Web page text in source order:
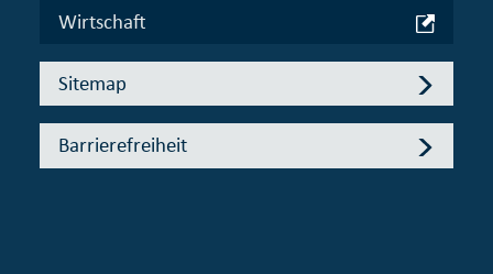
Wirtschaft
Sitemap
Barrierefreiheit